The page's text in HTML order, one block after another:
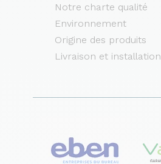
Notre charte qualité
Environnement
Origine des produits
Livraison et installation